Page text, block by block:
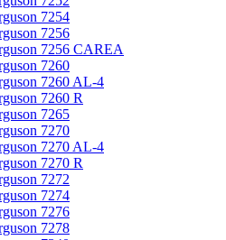
7254
7256
7256 CAREA
7260
7260 AL-4
7260 R
7265
7270
7270 AL-4
7270 R
7272
7274
7276
7278